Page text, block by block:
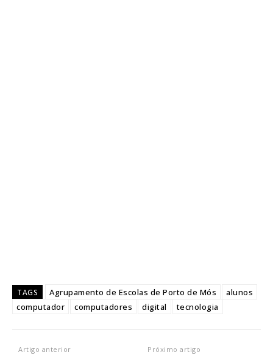
TAGS Agrupamento de Escolas de Porto de Mós
alunos
computador
computadores digital tecnologia
Artigo anterior Próximo artigo